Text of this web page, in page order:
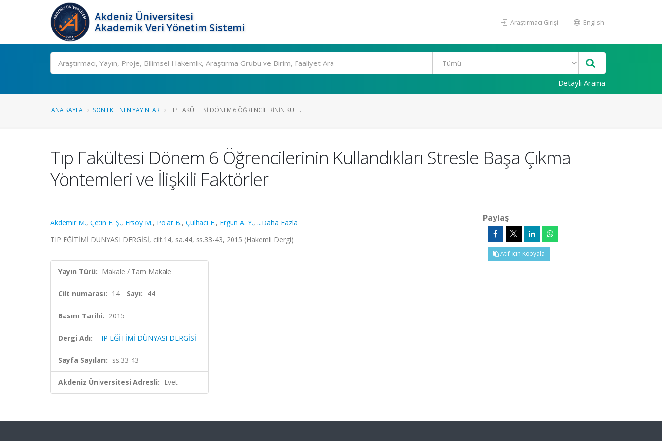
Akdeniz Üniversitesi
Akademik Veri Yönetim Sistemi
Araştırmacı Girişi English
Ara
Detaylı Arama
ANA SAYFA SON EKLENEN YAYINLAR TIP FAKÜLTESI DÖNEM 6 ÖĞRENCILERININ KUL...
Tıp Fakültesi Dönem 6 Öğrencilerinin Kullandıkları Stresle Başa Çıkma
Yöntemleri ve İlişkili Faktörler
Akdemir M., Çetin E. Ş., Ersoy M., Polat B., Çulhacı E., Ergün A. Y., ...Daha Fazla
TIP EĞİTİMİ DÜNYASI DERGİSİ, cilt.14, sa.44, ss.33-43, 2015 (Hakemli Dergi)
Yayın Türü: Makale / Tam Makale
Cilt numarası: 14 Sayı: 44
Basım Tarihi: 2015
Dergi Adı: TIP EĞİTİMİ DÜNYASI DERGİSİ
Sayfa Sayıları: ss.33-43
Akdeniz Üniversitesi Adresli: Evet
Paylaş
Atıf İçin Kopyala